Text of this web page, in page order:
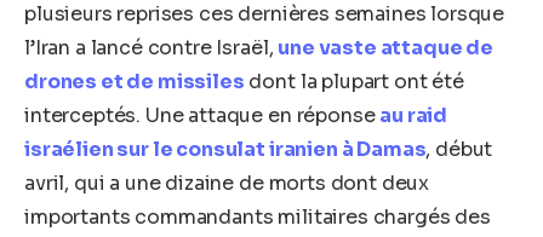
plusieurs reprises ces dernières semaines lorsque
l’Iran a lancé contre Israël, une vaste attaque de
drones et de missiles dont la plupart ont été
interceptés. Une attaque en réponseau raid
israélien sur le consulat iranien à Damas, début
avril, qui a une dizaine de morts dont deux
importants commandants militaires chargés des